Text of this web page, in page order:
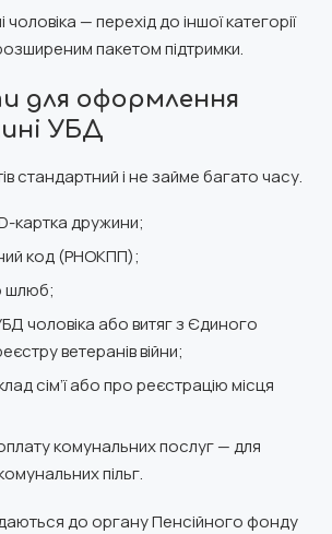
чоловіка — перехід до іншої категорії
розширеним пакетом підтримки.
для оформлення
УБД
стандартний і не займе багато часу.
картка дружини;
код (РНОКПП);
шлюб;
чоловіка або витяг з Єдиного
ветеранів війни;
сім’ї або про реєстрацію місця
комунальних послуг — для
пільг.
до органу Пенсійного фонду